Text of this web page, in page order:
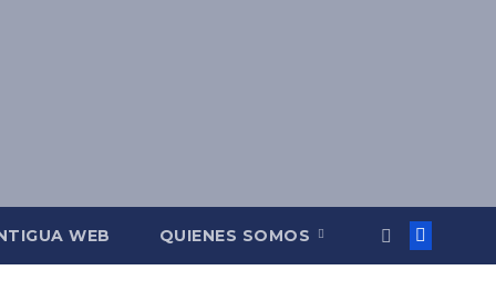
WEB QUIENES SOMOS